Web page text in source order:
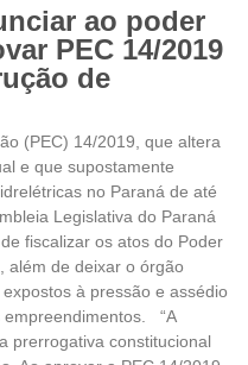
ao poder
PEC 14/2019
de
(PEC) 14/2019, que altera
e que supostamente
no Paraná de até
Legislativa do Paraná
fiscalizar os atos do Poder
além de deixar o órgão
à pressão e assédio
empreendimentos. “A
prerrogativa constitucional